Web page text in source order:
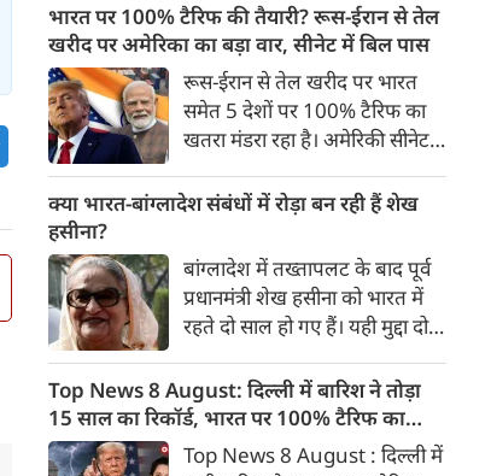
भारत पर 100% टैरिफ की तैयारी? रूस-ईरान से तेल
खरीद पर अमेरिका का बड़ा वार, सीनेट में बिल पास
रूस-ईरान से तेल खरीद पर भारत
समेत 5 देशों पर 100% टैरिफ का
खतरा मंडरा रहा है। अमेरिकी सीनेट ने
अगर कांग्रेस से भी इस बिल को
डोनाल्ड ट्रंप के हस्ताक्षर के बाद
अमेरिका रूस-ईरान से तेल खरीद पर
भारत पर 100% टैरिफ का रास्ता
साफ हो जाएगा।
क्या भारत-बांग्लादेश संबंधों में रोड़ा बन रही हैं शेख
हसीना?
बांग्लादेश में तख्तापलट के बाद पूर्व
प्रधानमंत्री शेख हसीना को भारत में
रहते दो साल हो गए हैं। यही मुद्दा दोनों
सबसे बड़ा रोड़ा बना हुआ है। शेख
हसीना दोनों देशों के लिए बेहद अहम
हैं।
Top News 8 August: दिल्ली में बारिश ने तोड़ा
15 साल का रिकॉर्ड, भारत पर 100% टैरिफ का
खतरा; Gen Z पर कंगना का यू-टर्नTop News 8 August : दिल्ली में